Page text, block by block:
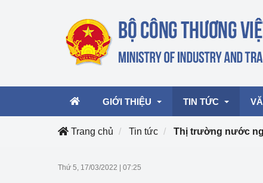
GIỚI THIỆU TIN TỨC
Trang chủ Tin tức Thị trường nước
Thứ 5, 17/03/2022 07:25